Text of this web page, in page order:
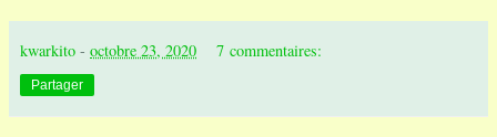
kwarkito - octobre 23, 2020 7 commentaires:
Partager